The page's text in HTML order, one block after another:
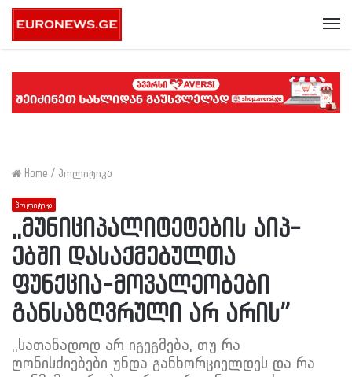
Home / პოლიტიკა
პოლიტიკა
,,მუნიციპალიტეტების აიპ-
ებში დასაქმებულთა
ფუნქცია-მოვალეობები
განსაზღვრული არ არის”
,,სათანადოდ არ იგეგმება, თუ რა
ღონისძიებები უნდა განხორციელდეს და რა